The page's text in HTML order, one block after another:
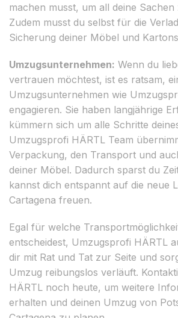
machen musst, um all deine
Zudem musst du selbst für die
Sicherung deiner Möbel und
Umzugsunternehmen: Wenn du
vertrauen möchtest, ist es ratsam,
Umzugsunternehmen wie
engagieren. Sie haben langjährige
kümmern sich um alle Schritte
Umzugsprofi HÄRTL Team
Verpackung, den Transport und
deiner Möbel. Dadurch sparst du
kannst dich entspannt auf die neue
Cartagena freuen.
Egal für welche
entscheidest, Umzugsprofi HÄRTL
dir mit Rat und Tat zur Seite und
Umzug reibungslos verläuft.
HÄRTL noch heute, um weitere
erhalten und deinen Umzug von